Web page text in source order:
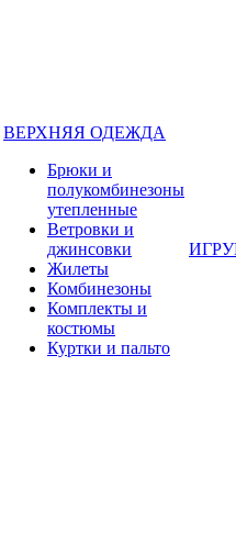
ВЕРХНЯЯ ОДЕЖДА
Брюки и
полукомбинезоны
утепленные
Ветровки и
джинсовки
Жилеты
Комбинезоны
Комплекты и
костюмы
Куртки и пальто